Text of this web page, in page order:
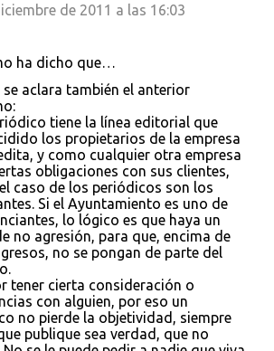
de 2011 a las 16:03
ha dicho que…
se aclara también el anterior
tiene la línea editorial que
los propietarios de la empresa
y como cualquier otra empresa
obligaciones con sus clientes,
caso de los periódicos son los
Si el Ayuntamiento es uno de
lo lógico es que haya un
no agresión, para que, encima de
no se pongan de parte del
tener cierta consideración o
con alguien, por eso un
no pierde la objetividad, siempre
publique sea verdad, que no